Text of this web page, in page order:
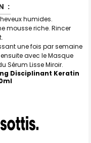
:
humides.
mousse riche. Rincer
une fois par semaine
avec le Masque
Sérum Lisse Miroir.
Disciplinant Keratin